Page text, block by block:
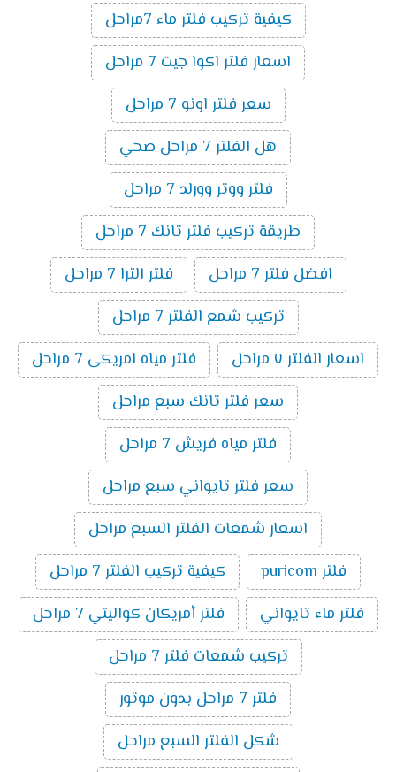
كيفية تركيب فلتر ماء 7مراحل
اسعار فلتر اكوا جيت 7 مراحل
سعر فلتر اونو 7 مراحل
هل الفلتر 7 مراحل صحي
فلتر ووتر وورلد 7 مراحل
طريقة تركيب فلتر تانك 7 مراحل
افضل فلتر 7 مراحل
فلتر الترا 7 مراحل
تركيب شمع الفلتر 7 مراحل
اسعار الفلتر ٧ مراحل
فلتر مياه امريكى 7 مراحل
سعر فلتر تانك سبع مراحل
فلتر مياه فريش 7 مراحل
سعر فلتر تايواني سبع مراحل
اسعار شمعات الفلتر السبع مراحل
فلتر puricom
كيفية تركيب الفلتر 7 مراحل
فلتر ماء تايواني
فلتر أمريكان كواليتي 7 مراحل
تركيب شمعات فلتر 7 مراحل
فلتر 7 مراحل بدون موتور
شكل الفلتر السبع مراحل